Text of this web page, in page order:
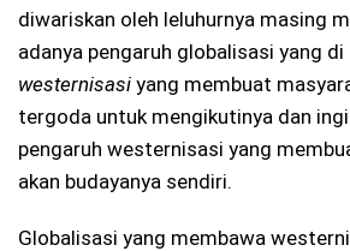
diwariskan oleh leluhurnya masing
adanya pengaruh globalisasi yang di
westernisasi yang membuat
tergoda untuk mengikutinya dan
pengaruh westernisasi yang
akan budayanya sendiri.
Globalisasi yang membawa